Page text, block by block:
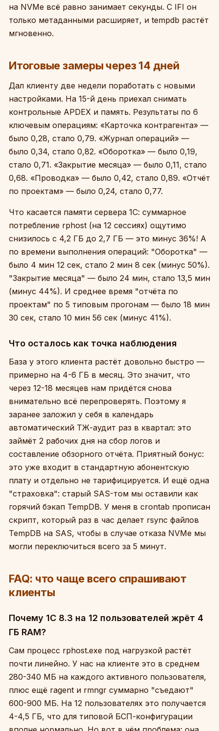
на NVMe всё равно занимает секунды. С IFI он
только метаданными расширяет, и tempdb растёт
мгновенно.
Итоговые замеры через 14 дней
Дал клиенту две недели поработать с новыми
настройками. На 15-й день приехал снимать
контрольные APDEX и память. Результаты по 6
ключевым операциям: «Карточка контрагента» —
было 0,28, стало 0,79. «Журнал операций» —
было 0,34, стало 0,82. «Оборотка» — было 0,19,
стало 0,71. «Закрытие месяца» — было 0,11, стало
0,68. «Проводка» — было 0,42, стало 0,89. «Отчёт
по проектам» — было 0,24, стало 0,77.
Что касается памяти сервера 1С: суммарное
потребление rphost (на 12 сессиях) ощутимо
снизилось с 4,2 ГБ до 2,7 ГБ — это минус 36%! А
по времени выполнения операций: "Оборотка" —
было 4 мин 12 сек, стало 2 мин 8 сек (минус 50%).
"Закрытие месяца" — было 24 мин, стало 13,5 мин
(минус 44%). И среднее время "отчёта по
проектам" по 5 типовым прогонам — было 18 мин
30 сек, стало 10 мин 56 сек (минус 41%).
Что осталось как точка наблюдения
База у этого клиента растёт довольно быстро —
примерно на 4-6 ГБ в месяц. Это значит, что
через 12-18 месяцев нам придётся снова
внимательно всё перепроверять. Поэтому я
заранее заложил у себя в календарь
автоматический ТЖ-аудит раз в квартал: это
займёт 2 рабочих дня на сбор логов и
составление обзорного отчёта. Приятный бонус:
это уже входит в стандартную абонентскую
плату и отдельно не тарифицируется. И ещё одна
"страховка": старый SAS-том мы оставили как
горячий бэкап TempDB. У меня в crontab прописан
скрипт, который раз в час делает rsync файлов
TempDB на SAS, чтобы в случае отказа NVMe мы
могли переключиться всего за 5 минут.
FAQ: что чаще всего спрашивают
клиенты
Почему 1С 8.3 на 12 пользователей жрёт 4
ГБ RAM?
Сам процесс rphost.exe под нагрузкой растёт
почти линейно. У нас на клиенте это в среднем
280-340 МБ на каждого активного пользователя,
плюс ещё ragent и rmngr суммарно "съедают"
600-900 МБ. На 12 пользователях это получается
4-4,5 ГБ, что для типовой БСП-конфигурации